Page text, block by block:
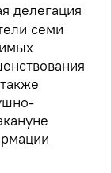
делегация
семи